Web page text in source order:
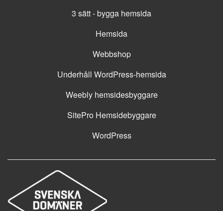
3 sätt - bygga hemsida
Hemsida
Webbshop
Underhåll WordPress-hemsida
Weebly hemsidesbyggare
SitePro Hemsidebyggare
WordPress